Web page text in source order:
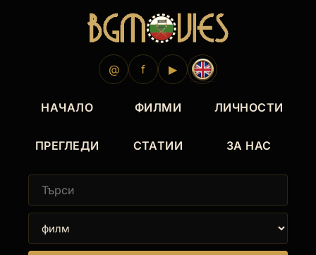
@ f ▶
НАЧАЛО ФИЛМИ ЛИЧНОСТИ
ПРЕГЛЕДИ СТАТИИ ЗА НАС